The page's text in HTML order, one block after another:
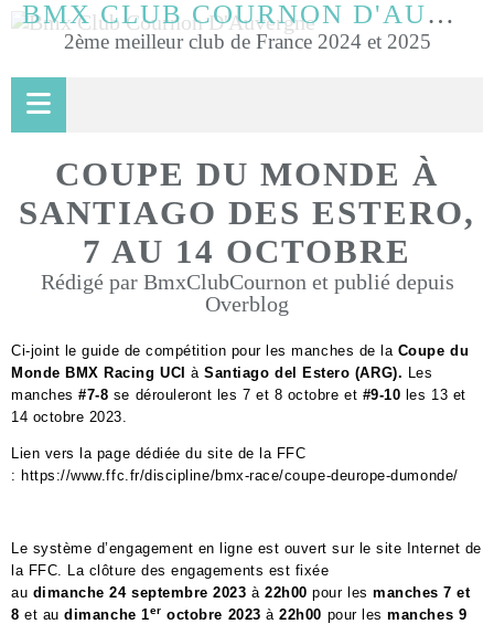
BMX CLUB COURNON D'AUVERGNE
2ème meilleur club de France 2024 et 2025
COUPE DU MONDE À
SANTIAGO DES ESTERO,
7 AU 14 OCTOBRE
Rédigé par BmxClubCournon et publié depuis
Overblog
Ci-joint le guide de compétition pour l es manches de l a Coupe du
Monde BMX Racing UCI
àSantiago del Estero (ARG). Les
manches #7-8 se dérouleront les 7 et 8 octobre et #9-10 les 13 et
14 octobre 2023.
Lien vers la page dédiée du site de la FFC
: https://www.ffc.fr/discipline/bmx-race/coupe-deurope-dumonde/
Le système d’engagement en ligne est ouvert sur le site Internet de
la FFC. La clôture des engagements est fixée
au dimanche24septembre 2023à22h00 pour les manches 7 et
8et audimanche1er octobre 2023à22h00 pour les manches 9